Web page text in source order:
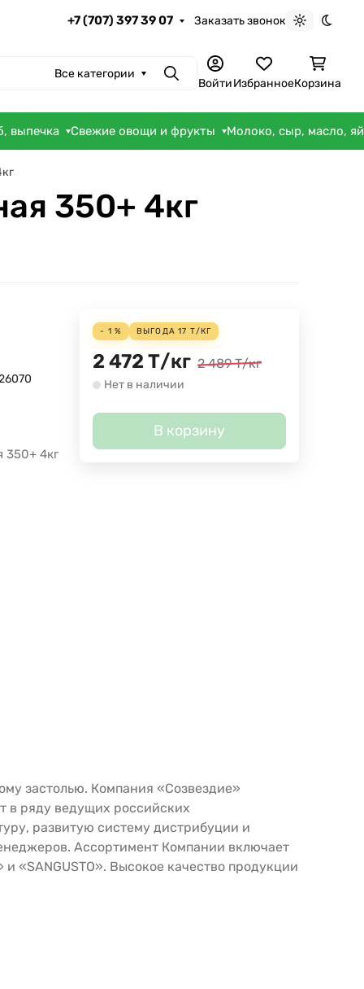
+7 (707) 397 39 07 Заказать звонок
Светлая
Все категории ПоискВойтиИзбранноеКорзина
выпечка Свежие овощи и фрукты Молоко, сыр, масло,
350+ 4кг
350+ 4кг
- 1 % ВЫГОДА17 Т/КГ
2 472Т/кг 2 489 Т/кг
Нет в наличии
В корзину
застолью. Компания «Созвездие»
в ряду ведущих российских
развитую систему дистрибуции и
Ассортимент Компании включает
Высокое качество продукции